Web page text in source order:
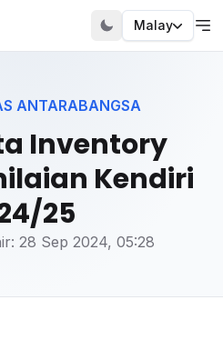
Malay
ANTARABANGSA
Inventory
Kendiri
25
28 Sep 2024, 05:28